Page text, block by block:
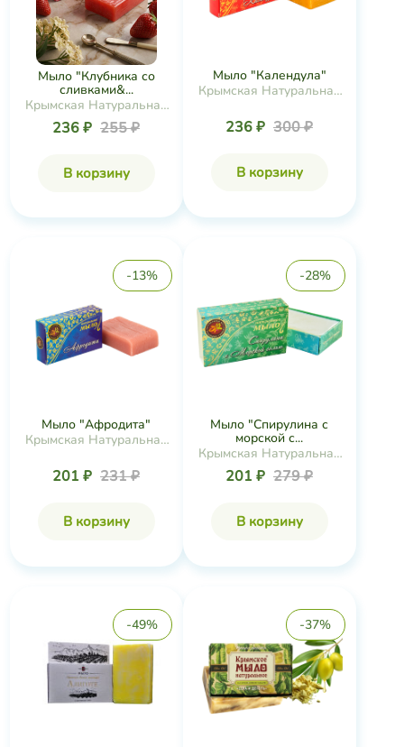
Мыло "Клубника со
сливками&...
Крымская Натуральная
Коллекция
236 ₽ 255 ₽
В корзину
Мыло "Календула"
Крымская Натуральная
236 ₽ 300 ₽
В корзину
-13%
Мыло "Афродита"
Крымская Натуральная
201 ₽ 231 ₽
В корзину
-28%
Мыло "Спирулина с
морской с...
Крымская Натуральная
Коллекция
201 ₽ 279 ₽
В корзину
-49% -37%